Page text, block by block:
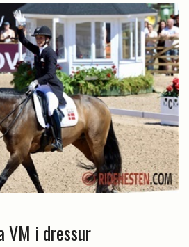
VM i dressur